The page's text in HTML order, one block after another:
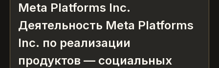
Meta Platforms Inc.
Деятельность Meta Platforms
Inc. по реализации
продуктов — социальных